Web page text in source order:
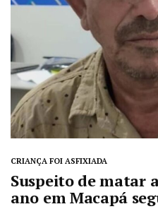
CRIANÇA FOI ASFIXIADA
Suspeito de matar
ano em Macapá